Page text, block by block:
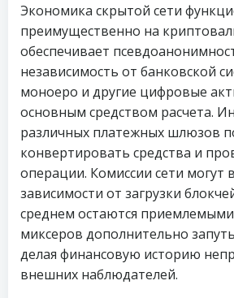
Экономика скрытой сети
преимущественно на
обеспечивает
независимость от банковской
моноеро и другие цифровые
основным средством расчета.
различных платежных шлюзов
конвертировать средства и
операции. Комиссии сети могут
зависимости от загрузки
среднем остаются
миксеров дополнительно
делая финансовую историю
внешних наблюдателей.